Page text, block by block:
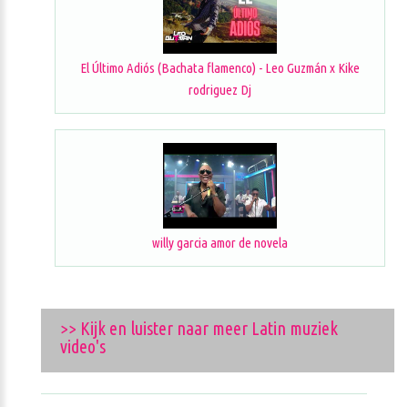
El Último Adiós (Bachata flamenco) - Leo Guzmán x Kike
rodriguez Dj
willy garcia amor de novela
>> Kijk en luister naar meer Latin muziek
video's